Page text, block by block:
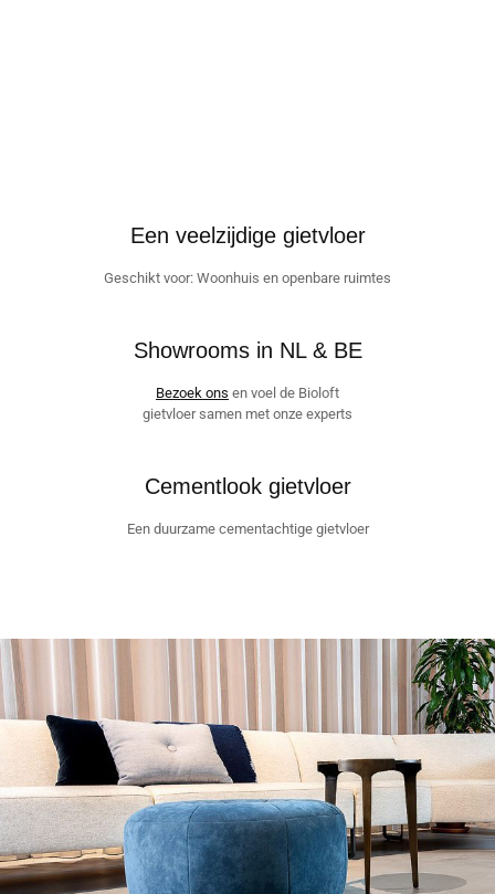
Een veelzijdige gietvloer
Geschikt voor: Woonhuis en openbare ruimtes
Showrooms in NL & BE
Bezoek ons en voel de Bioloft
gietvloer samen met onze experts
Cementlook gietvloer
Een duurzame cementachtige gietvloer